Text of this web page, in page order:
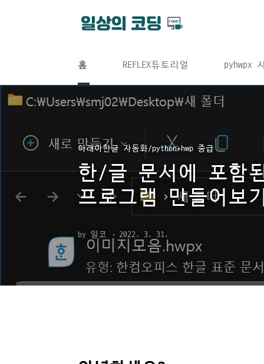
홈 REFLEX튜토리얼 pyhwpx
아래아한글 자동화/python+hwp 중급
한/글 문서에 포함
프로그램 만들어보
by 일코 2022. 3. 31.